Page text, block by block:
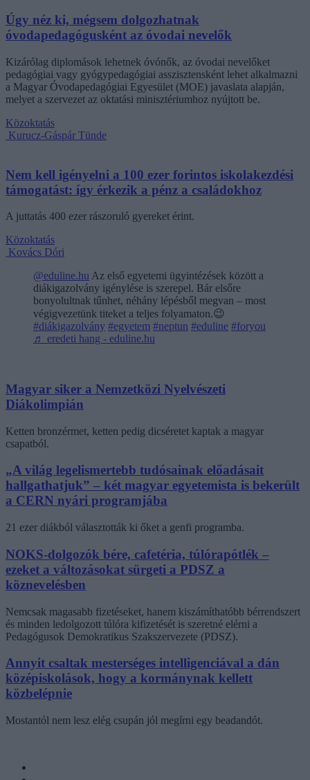
Úgy néz ki, mégsem dolgozhatnak
óvodapedagógusként az óvodai nevelők
Kizárólag diplomások lehetnek óvónők, az óvodai nevelőket
pedagógiai vagy gyógypedagógiai asszisztensként lehet alkalmazni
a Magyar Óvodapedagógiai Egyesület (MOE) javaslata alapján,
melyet a szervezet az oktatási minisztériumhoz nyújtott be.
Közoktatás
Kurucz-Gáspár Tünde
Nem kell igényelni a 100 ezer forintos iskolakezdési
támogatást: így érkezik a pénz a családokhoz
A juttatás 400 ezer rászoruló gyereket érint.
Közoktatás
Kovács Dóri
@eduline.hu Az első egyetemi ügyintézések között a
diákigazolvány igénylése is szerepel. Bár elsőre
bonyolultnak tűnhet, néhány lépésből megvan – most
végigvezetünk titeket a teljes folyamaton.😉
#diákigazolvány #egyetem #neptun #eduline #foryou
♬ eredeti hang - eduline.hu
Magyar siker a Nemzetközi Nyelvészeti
Diákolimpián
Ketten bronzérmet, ketten pedig dicséretet kaptak a magyar
csapatból.
„A világ legelismertebb tudósainak előadásait
hallgathatjuk” – két magyar egyetemista is bekerült
a CERN nyári programjába
21 ezer diákból választották ki őket a genfi programba.
NOKS-dolgozók bére, cafetéria, túlórapótlék –
ezeket a változásokat sürgeti a PDSZ a
köznevelésben
Nemcsak magasabb fizetéseket, hanem kiszámíthatóbb bérrendszert
és minden ledolgozott túlóra kifizetését is szeretné elérni a
Pedagógusok Demokratikus Szakszervezete (PDSZ).
Annyit csaltak mesterséges intelligenciával a dán
középiskolások, hogy a kormánynak kellett
közbelépnie
Mostantól nem lesz elég csupán jól megírni egy beadandót.